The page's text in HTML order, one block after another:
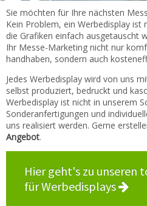
Sie möchten für Ihre nächsten
Kein Problem, ein Werbedisplay
die Grafiken einfach ausgetauscht
Ihr Messe-Marketing nicht nur
handhaben, sondern auch
Jedes Werbedisplay wird von uns
selbst produziert, bedruckt und
Werbedisplay ist nicht in unserem
Sonderanfertigungen und
uns realisiert werden. Gerne
Angebot.
Hier geht's zu unseren
für Werbedisplays